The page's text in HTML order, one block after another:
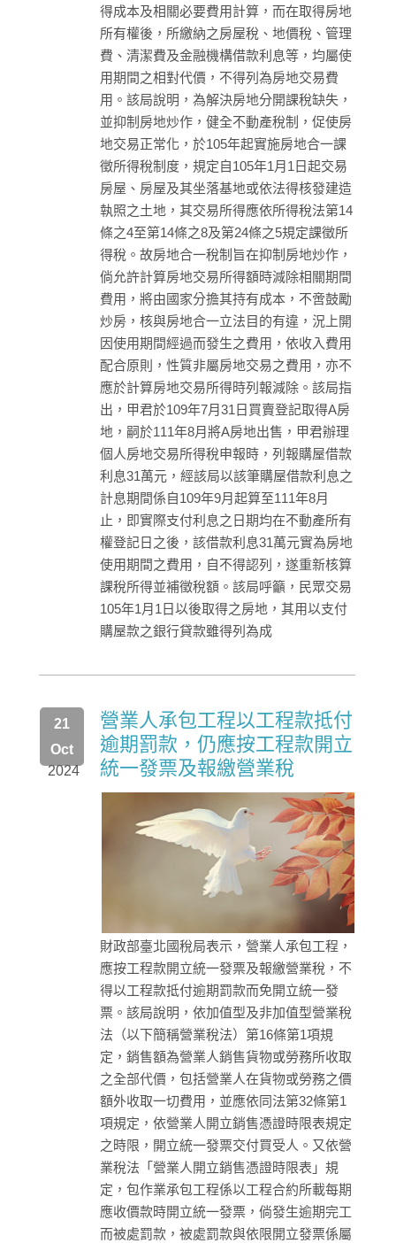
得成本及相關必要費用計算，而在取得房地
所有權後，所繳納之房屋稅、地價稅、管理
費、清潔費及金融機構借款利息等，均屬使
用期間之相對代價，不得列為房地交易費
用。該局說明，為解決房地分開課稅缺失，
並抑制房地炒作，健全不動產稅制，促使房
地交易正常化，於105年起實施房地合一課
徵所得稅制度，規定自105年1月1日起交易
房屋、房屋及其坐落基地或依法得核發建造
執照之土地，其交易所得應依所得稅法第14
條之4至第14條之8及第24條之5規定課徵所
得稅。故房地合一稅制旨在抑制房地炒作，
倘允許計算房地交易所得額時減除相關期間
費用，將由國家分擔其持有成本，不啻鼓勵
炒房，核與房地合一立法目的有違，況上開
因使用期間經過而發生之費用，依收入費用
配合原則，性質非屬房地交易之費用，亦不
應於計算房地交易所得時列報減除。該局指
出，甲君於109年7月31日買賣登記取得A房
地，嗣於111年8月將A房地出售，甲君辦理
個人房地交易所得稅申報時，列報購屋借款
利息31萬元，經該局以該筆購屋借款利息之
計息期間係自109年9月起算至111年8月
止，即實際支付利息之日期均在不動產所有
權登記日之後，該借款利息31萬元實為房地
使用期間之費用，自不得認列，遂重新核算
課稅所得並補徵稅額。該局呼籲，民眾交易
105年1月1日以後取得之房地，其用以支付
購屋款之銀行貸款雖得列為成
2024
21
Oct
營業人承包工程以工程款抵付
逾期罰款，仍應按工程款開立
統一發票及報繳營業稅
財政部臺北國稅局表示，營業人承包工程，
應按工程款開立統一發票及報繳營業稅，不
得以工程款抵付逾期罰款而免開立統一發
票。該局說明，依加值型及非加值型營業稅
法（以下簡稱營業稅法）第16條第1項規
定，銷售額為營業人銷售貨物或勞務所收取
之全部代價，包括營業人在貨物或勞務之價
額外收取一切費用，並應依同法第32條第1
項規定，依營業人開立銷售憑證時限表規定
之時限，開立統一發票交付買受人。又依營
業稅法「營業人開立銷售憑證時限表」規
定，包作業承包工程係以工程合約所載每期
應收價款時開立統一發票，倘發生逾期完工
而被處罰款，被處罰款與依限開立發票係屬